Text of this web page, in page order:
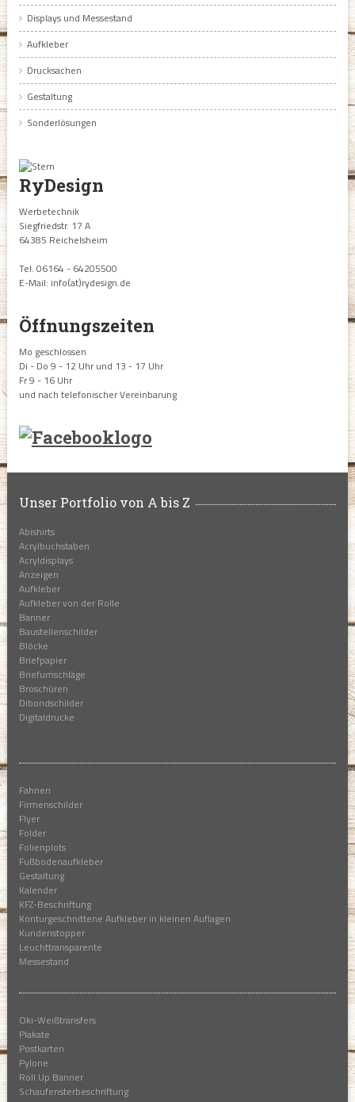
Displays und Messestand
Aufkleber
Drucksachen
Gestaltung
Sonderlösungen
RyDesign
Werbetechnik
Siegfriedstr. 17 A
64385 Reichelsheim
Tel. 06164 - 64205500
E-Mail: info(at)rydesign.de
Öffnungszeiten
Mo geschlossen
Di - Do 9 - 12 Uhr und 13 - 17 Uhr
Fr 9 - 16 Uhr
und nach telefonischer Vereinbarung
Unser Portfolio von A bis Z
Abishirts
Acrylbuchstaben
Acryldisplays
Anzeigen
Aufkleber
Aufkleber von der Rolle
Banner
Baustellenschilder
Blöcke
Briefpapier
Briefumschläge
Broschüren
Dibondschilder
Digitaldrucke
Fahnen
Firmenschilder
Flyer
Folder
Folienplots
Fußbodenaufkleber
Gestaltung
Kalender
KFZ-Beschriftung
Konturgeschnittene Aufkleber in kleinen Auflagen
Kundenstopper
Leuchttransparente
Messestand
Oki-Weißtransfers
Plakate
Postkarten
Pylone
Roll Up Banner
Schaufensterbeschriftung